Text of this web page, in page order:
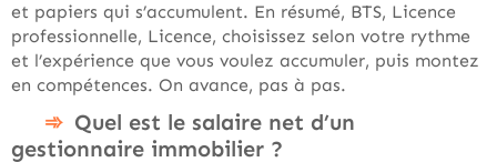
et papiers qui s’accumulent. En résumé, BTS, Licence
professionnelle, Licence, choisissez selon votre rythme
et l’expérience que vous voulez accumuler, puis montez
en compétences. On avance, pas à pas.
Quel est le salaire net d’un
gestionnaire immobilier ?